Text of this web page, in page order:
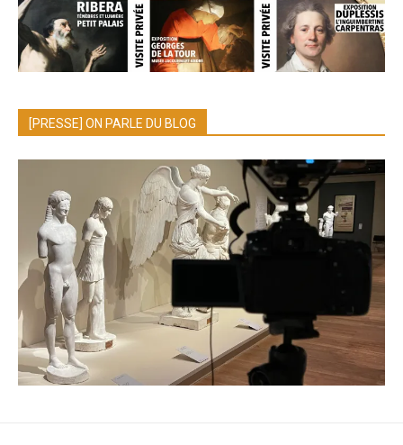
[PRESSE] ON PARLE DU BLOG